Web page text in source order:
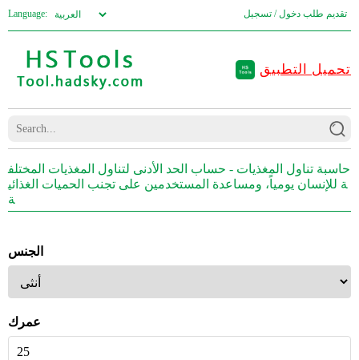
Language: تقديم طلب دخول / تسجيل
تحميل التطبيق
حاسبة تناول المغذيات - حساب الحد الأدنى لتناول المغذيات المختلف
ة للإنسان يومياً، ومساعدة المستخدمين على تجنب الحميات الغذائي
ة
الجنس
عمرك